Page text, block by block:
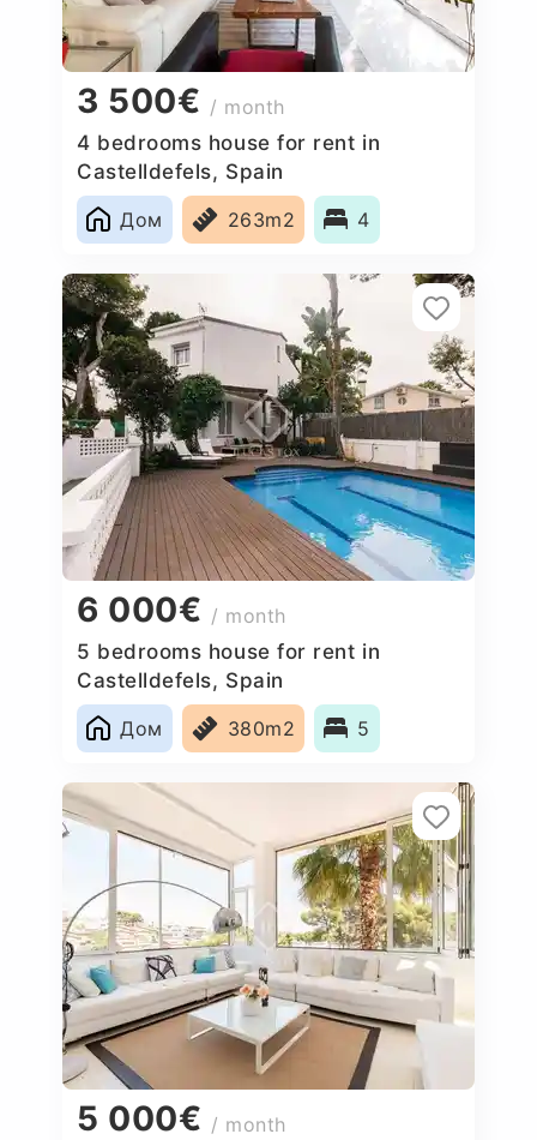
3 500€ / month
4 bedrooms house for rent in
Castelldefels, Spain
Дом
263m2 4
6 000€ / month
5 bedrooms house for rent in
Castelldefels, Spain
Дом
380m2 5
5 000€ / month